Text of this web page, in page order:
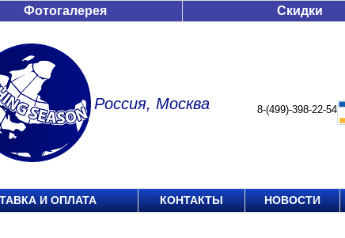
Фотогалерея Скидки
Россия, Москва 8-(499)-398-22-54
И ОПЛАТА КОНТАКТЫ НОВОСТИ